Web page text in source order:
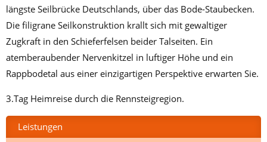
längste Seilbrücke Deutschlands, über das Bode-Staubecken.
Die filigrane Seilkonstruktion krallt sich mit gewaltiger
Zugkraft in den Schieferfelsen beider Talseiten. Ein
atemberaubender Nervenkitzel in luftiger Höhe und ein
Rappbodetal aus einer einzigartigen Perspektive erwarten Sie.
3.Tag Heimreise durch die Rennsteigregion.
Leistungen